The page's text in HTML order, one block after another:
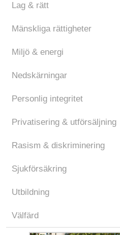
Lag & rätt
Mänskliga rättigheter
Miljö & energi
Nedskärningar
Personlig integritet
Privatisering & utförsäljning
Rasism & diskriminering
Sjukförsäkring
Utbildning
Välfärd